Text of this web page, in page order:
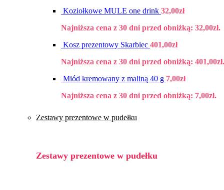
Koziołkowe MULE one drink 32,00zł
Najniższa cena z 30 dni przed obniżką: 32,00zł.
Kosz prezentowy Skarbiec 401,00zł
Najniższa cena z 30 dni przed obniżką: 401,00zł.
Miód kremowany z maliną 40 g 7,00zł
Najniższa cena z 30 dni przed obniżką: 7,00zł.
Zestawy prezentowe w pudełku
Zestawy prezentowe w pudełku